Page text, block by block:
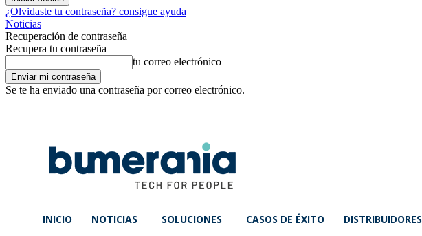
¿Olvidaste tu contraseña? consigue ayuda
Noticias
Recuperación de contraseña
Recupera tu contraseña
tu correo electrónico
Se te ha enviado una contraseña por correo electrónico.
INICIO NOTICIAS SOLUCIONES CASOS DE ÉXITO DISTRIBUIDORES